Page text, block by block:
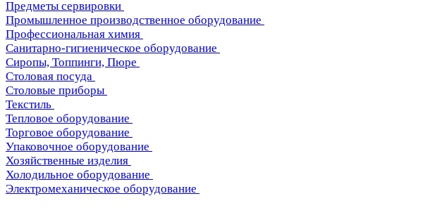
Предметы сервировки
Промышленное производственное оборудование
Профессиональная химия
Санитарно-гигиеническое оборудование
Сиропы, Топпинги, Пюре
Столовая посуда
Столовые приборы
Текстиль
Тепловое оборудование
Торговое оборудование
Упаковочное оборудование
Хозяйственные изделия
Холодильное оборудование
Электромеханическое оборудование